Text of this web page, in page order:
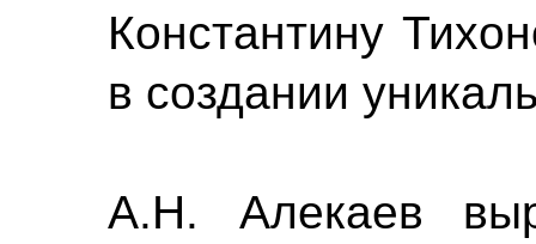
Константину
в создании
А.Н. Алекаев